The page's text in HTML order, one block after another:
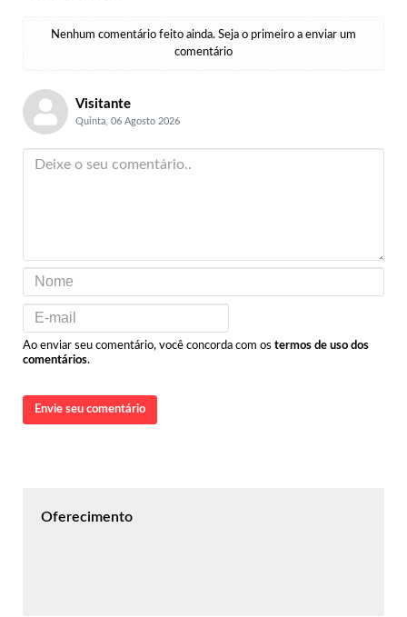
Nenhum comentário feito ainda. Seja o primeiro a enviar um
comentário
Visitante
Quinta, 06 Agosto 2026
Ao enviar seu comentário, você concorda com os termos de uso dos
comentários.
Envie seu comentário
Oferecimento